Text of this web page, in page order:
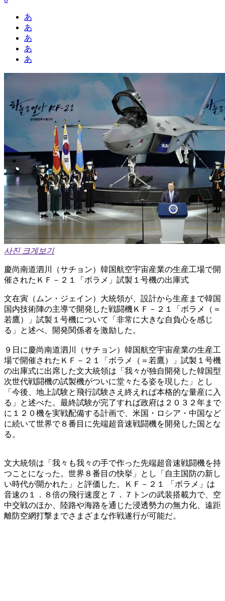
あ
あ
あ
あ
あ
사진 크게보기
慶尚南道泗川（サチョン）韓国航空宇宙産業の生産工場で開
催されたＫＦ－２１「ボラメ」試製１号機の出庫式
文在寅（ムン・ジェイン）大統領が、設計から生産まで韓国
国内技術陣の主導で開発した戦闘機ＫＦ－２１「ボラメ（＝
若鷹）」試製１号機について「非常に大きな自負心を感じ
る」と述べ、開発関係者を激励した。
９日に慶尚南道泗川（サチョン）韓国航空宇宙産業の生産工
場で開催されたＫＦ－２１「ボラメ（＝若鷹）」試製１号機
の出庫式に出席した文大統領は「我々が独自開発した韓国型
次世代戦闘機の試製機がついに堂々たる姿を現した」とし
「今後、地上試験と飛行試験さえ終えれば本格的な量産に入
る」と述べた。最終試験が完了すれば政府は２０３２年まで
に１２０機を実戦配備する計画で、米国・ロシア・中国など
に続いて世界で８番目に先端超音速戦闘機を開発した国とな
る。
文大統領は「我々も我々の手で作った先端超音速戦闘機を持
つことになった。世界８番目の快挙」とし「自主国防の新し
い時代が開かれた」と評価した。ＫＦ－２１ 「ボラメ」は
音速の１．８倍の飛行速度と７．７トンの武装搭載力で、空
中交戦のほか、陸路や海路を通じた浸透勢力の無力化、遠距
離防空網打撃までさまざまな作戦遂行が可能だ。